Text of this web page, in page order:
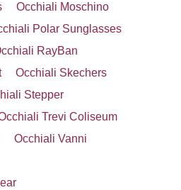
Occhiali Moschino
Polar Sunglasses
RayBan
Occhiali Skechers
Stepper
Trevi Coliseum
Occhiali Vanni